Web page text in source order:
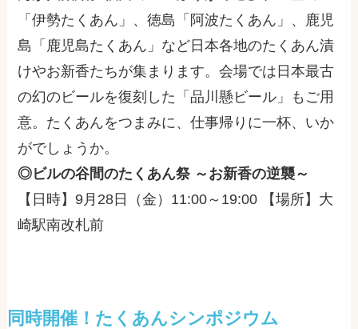
「伊勢たくあん」、徳島「阿波たくあん」、鹿児
島「鹿児島たくあん」など日本各地のたくあん漬
けやお新香たちが集まります。会場では日本最古
の幻のビールを復刻した「品川懸ビール」もご用
意。たくあんをつまみに、仕事帰りに一杯、いか
がでしょうか。
◎ビルの谷間のたくあん祭 ～お新香の逆襲～
【日時】9月28日（金）11:00～19:00 【場所】大
崎駅南改札前
同時開催！たくあんシンポジウム